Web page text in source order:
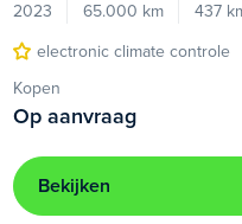
dak lichtmetalen
2023
65.000 km 437
electronic climate controle
Kopen
Op aanvraag
Bekijken